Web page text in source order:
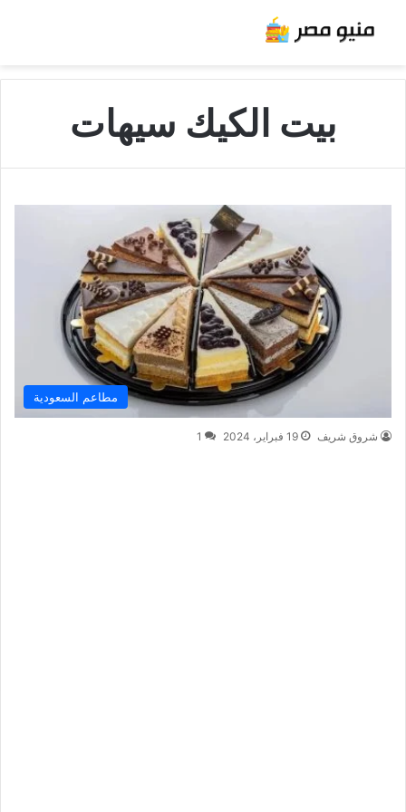
بيت الكيك سيهات
مطاعم السعودية
شروق شريف 19 فبراير، 2024 1